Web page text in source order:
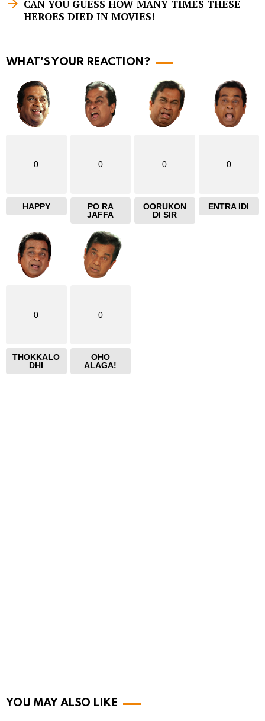
e
CAN YOU GUESS HOW MANY TIMES THESE
HEROES DIED IN MOVIES!
WHAT'S YOUR REACTION?
0
HAPPY
0
PO RA
JAFFA
0
OORUKON
DI SIR
0
ENTRA IDI
0
THOKKALO
DHI
0
OHO
ALAGA!
YOU MAY ALSO LIKE